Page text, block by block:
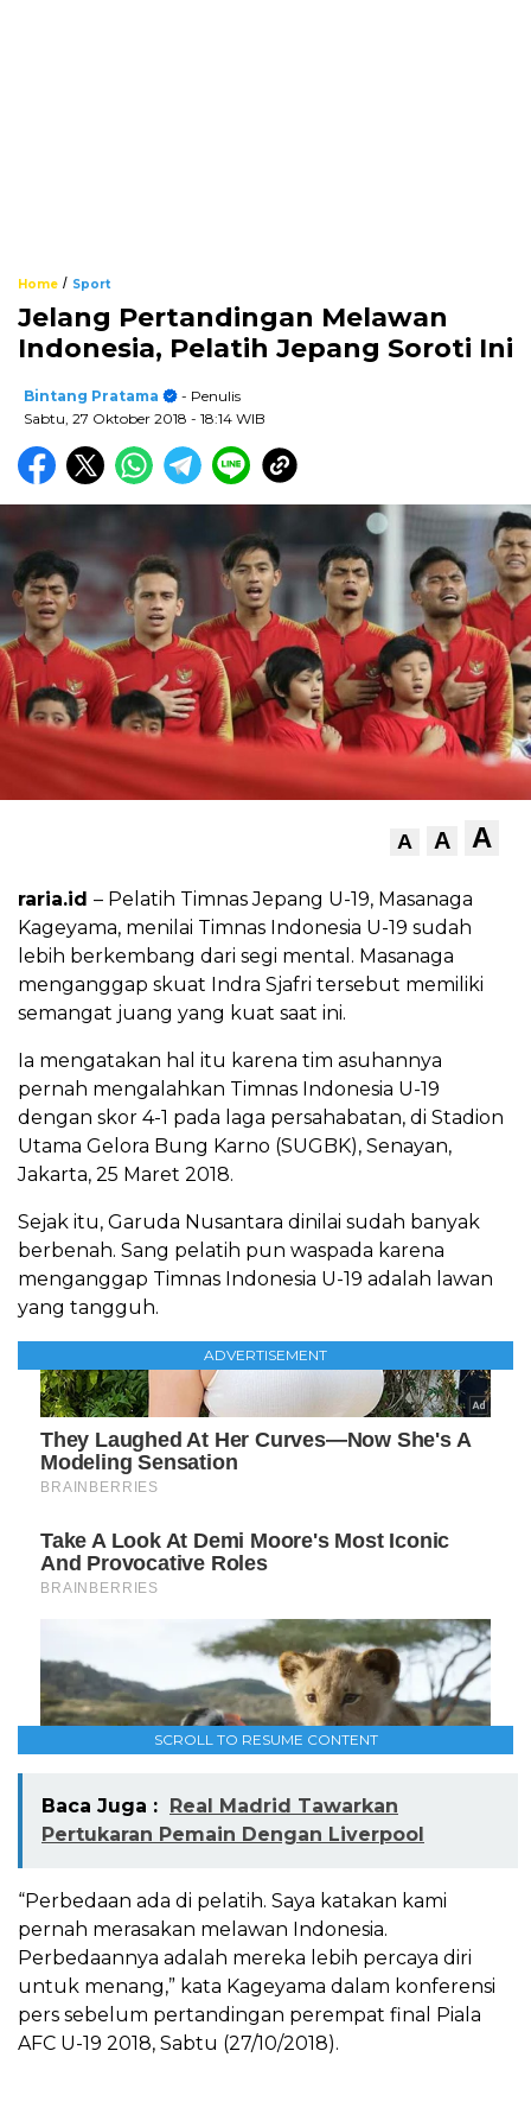
Home / Sport
Jelang Pertandingan Melawan
Indonesia, Pelatih Jepang Soroti Ini
Bintang Pratama
- Penulis
Sabtu, 27 Oktober 2018 - 18:14 WIB
A A A
raria.id – Pelatih Timnas Jepang U-19, Masanaga
Kageyama, menilai Timnas Indonesia U-19 sudah
lebih berkembang dari segi mental. Masanaga
menganggap skuat Indra Sjafri tersebut memiliki
semangat juang yang kuat saat ini.
Ia mengatakan hal itu karena tim asuhannya
pernah mengalahkan Timnas Indonesia U-19
dengan skor 4-1 pada laga persahabatan, di Stadion
Utama Gelora Bung Karno (SUGBK), Senayan,
Jakarta, 25 Maret 2018.
Sejak itu, Garuda Nusantara dinilai sudah banyak
berbenah. Sang pelatih pun waspada karena
menganggap Timnas Indonesia U-19 adalah lawan
yang tangguh.
ADVERTISEMENT
SCROLL TO RESUME CONTENT
Baca Juga : Real Madrid Tawarkan
Pertukaran Pemain Dengan Liverpool
“Perbedaan ada di pelatih. Saya katakan kami
pernah merasakan melawan Indonesia.
Perbedaannya adalah mereka lebih percaya diri
untuk menang,” kata Kageyama dalam konferensi
pers sebelum pertandingan perempat final Piala
AFC U-19 2018, Sabtu (27/10/2018).